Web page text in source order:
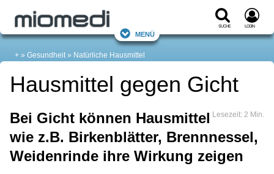
Suche Login
Menü
+ Gesundheit Natürliche Hausmittel
Hausmittel gegen Gicht
Lesezeit: 2 Min.
Bei Gicht können Hausmittel
wie z.B. Birkenblätter, Brennnessel,
Weidenrinde ihre Wirkung zeigen